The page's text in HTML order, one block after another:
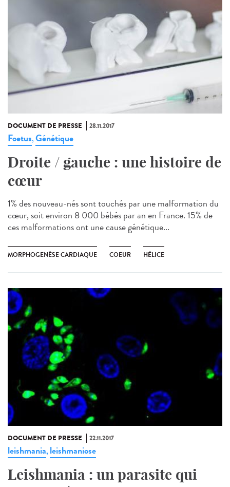
DOCUMENT DE PRESSE 28.11.2017
Foetus,Génétique
Droite / gauche : une histoire de
cœur
1% des nouveau-nés sont touchés par une malformation du
cœur, soit environ 8 000 bébés par an en France. 15% de
ces malformations ont une cause génétique...
MORPHOGENÈSE CARDIAQUE COEUR HÉLICE
DOCUMENT DE PRESSE 22.11.2017
leishmania, leishmaniose
Leishmania : un parasite qui